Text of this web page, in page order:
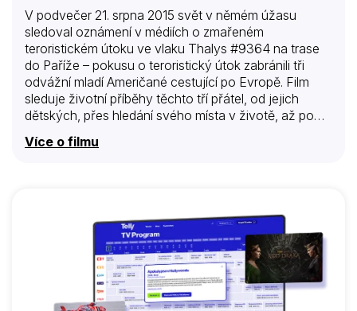
V podvečer 21. srpna 2015 svět v němém úžasu
sledoval oznámení v médiích o zmařeném
teroristickém útoku ve vlaku Thalys #9364 na trase
do Paříže – pokusu o teroristický útok zabránili tři
odvážní mladí Američané cestující po Evropě. Film
sleduje životní příběhy těchto tří přátel, od jejich
dětských, přes hledání svého místa v životě, až po
útoku.
Více o filmu